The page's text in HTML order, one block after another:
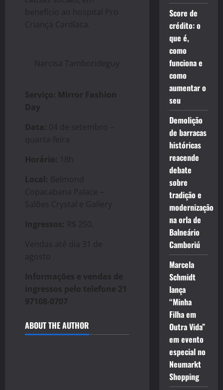
benefício ao hospital Pro
Criança Cardíaca.
Narcisa Tamborideguy
Serviço: Mirror Fashion
Day
Data: 04 de setembro –
quarta-feira
Horário: 18h
Local: Belmond
Copacabana Palace –
Salões Crystal e Gallery
Ingressos: R$ 250,
Vendas até dia 31 de
agosto
Informações e vendas de
ingressos pelo telefone 21
97108-0707
ABOUT THE AUTHOR
Score de
crédito: o
que é,
como
funciona e
como
aumentar o
seu
Demolição
de barracas
históricas
reacende
debate
sobre
tradição e
modernização
na orla de
Balneário
Camboriú
Marcela
Schmidt
lança
“Minha
Filha em
Outra Vida”
em evento
especial no
Neumarkt
Shopping